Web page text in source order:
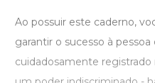
Ao possuir este caderno,
garantir o sucesso à
cuidadosamente